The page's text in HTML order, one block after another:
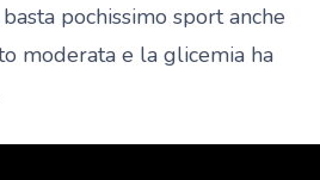
pochissimo sport anche
moderata e la glicemia ha